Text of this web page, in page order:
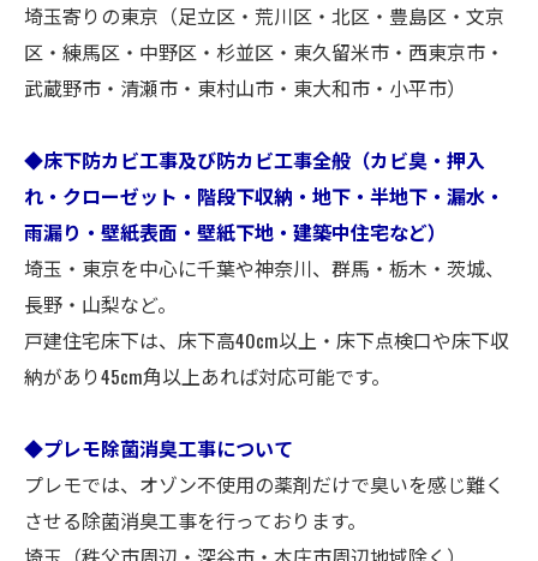
埼玉寄りの東京（足立区・荒川区・北区・豊島区・文京
区・練馬区・中野区・杉並区・東久留米市・西東京市・
武蔵野市・清瀬市・東村山市・東大和市・小平市）
◆床下防カビ工事及び防カビ工事全般（カビ臭・押入
れ・クローゼット・階段下収納・地下・半地下・漏水・
雨漏り・壁紙表面・壁紙下地・建築中住宅など）
埼玉・東京を中心に千葉や神奈川、群馬・栃木・茨城、
長野・山梨など。
戸建住宅床下は、床下高40cm以上・床下点検口や床下収
納があり45cm角以上あれば対応可能です。
◆プレモ除菌消臭工事について
プレモでは、オゾン不使用の薬剤だけで臭いを感じ難く
させる除菌消臭工事を行っております。